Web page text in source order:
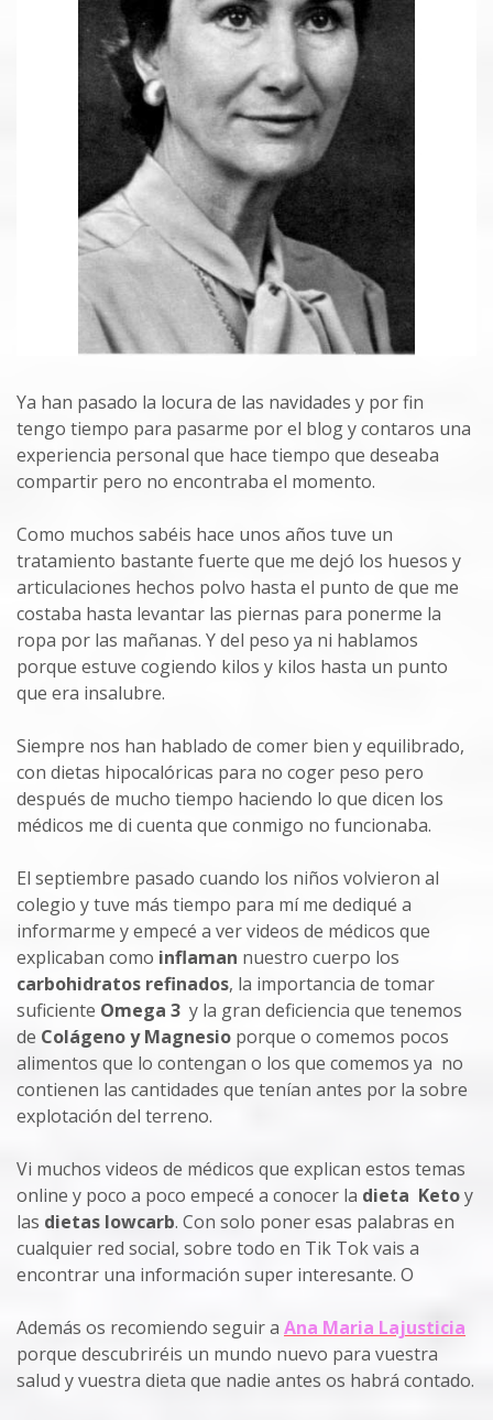
Ya han pasado la locura de las navidades y por fin
tengo tiempo para pasarme por el blog y contaros una
experiencia personal que hace tiempo que deseaba
compartir pero no encontraba el momento.
Como muchos sabéis hace unos años tuve un
tratamiento bastante fuerte que me dejó los huesos y
articulaciones hechos polvo hasta el punto de que me
costaba hasta levantar las piernas para ponerme la
ropa por las mañanas. Y del peso ya ni hablamos
porque estuve cogiendo kilos y kilos hasta un punto
que era insalubre.
Siempre nos han hablado de comer bien y equilibrado,
con dietas hipocalóricas para no coger peso pero
después de mucho tiempo haciendo lo que dicen los
médicos me di cuenta que conmigo no funcionaba.
El septiembre pasado cuando los niños volvieron al
colegio y tuve más tiempo para mí me dediqué a
informarme y empecé a ver videos de médicos que
explicaban como inflaman nuestro cuerpo los
carbohidratos refinados, la importancia de tomar
suficiente Omega 3 y la gran deficiencia que tenemos
de Colágeno y Magnesio porque o comemos pocos
alimentos que lo contengan o los que comemos ya no
contienen las cantidades que tenían antes por la sobre
explotación del terreno.
Vi muchos videos de médicos que explican estos temas
online y poco a poco empecé a conocer la dieta Ketoy
las dietas lowcarb. Con solo poner esas palabras en
cualquier red social, sobre todo en Tik Tok vais a
encontrar una información super interesante. O
Además os recomiendo seguira Ana Maria Lajusticia
porque descubriréis un mundo nuevo para vuestra
salud y vuestra dieta que nadie antes os habrá contado.